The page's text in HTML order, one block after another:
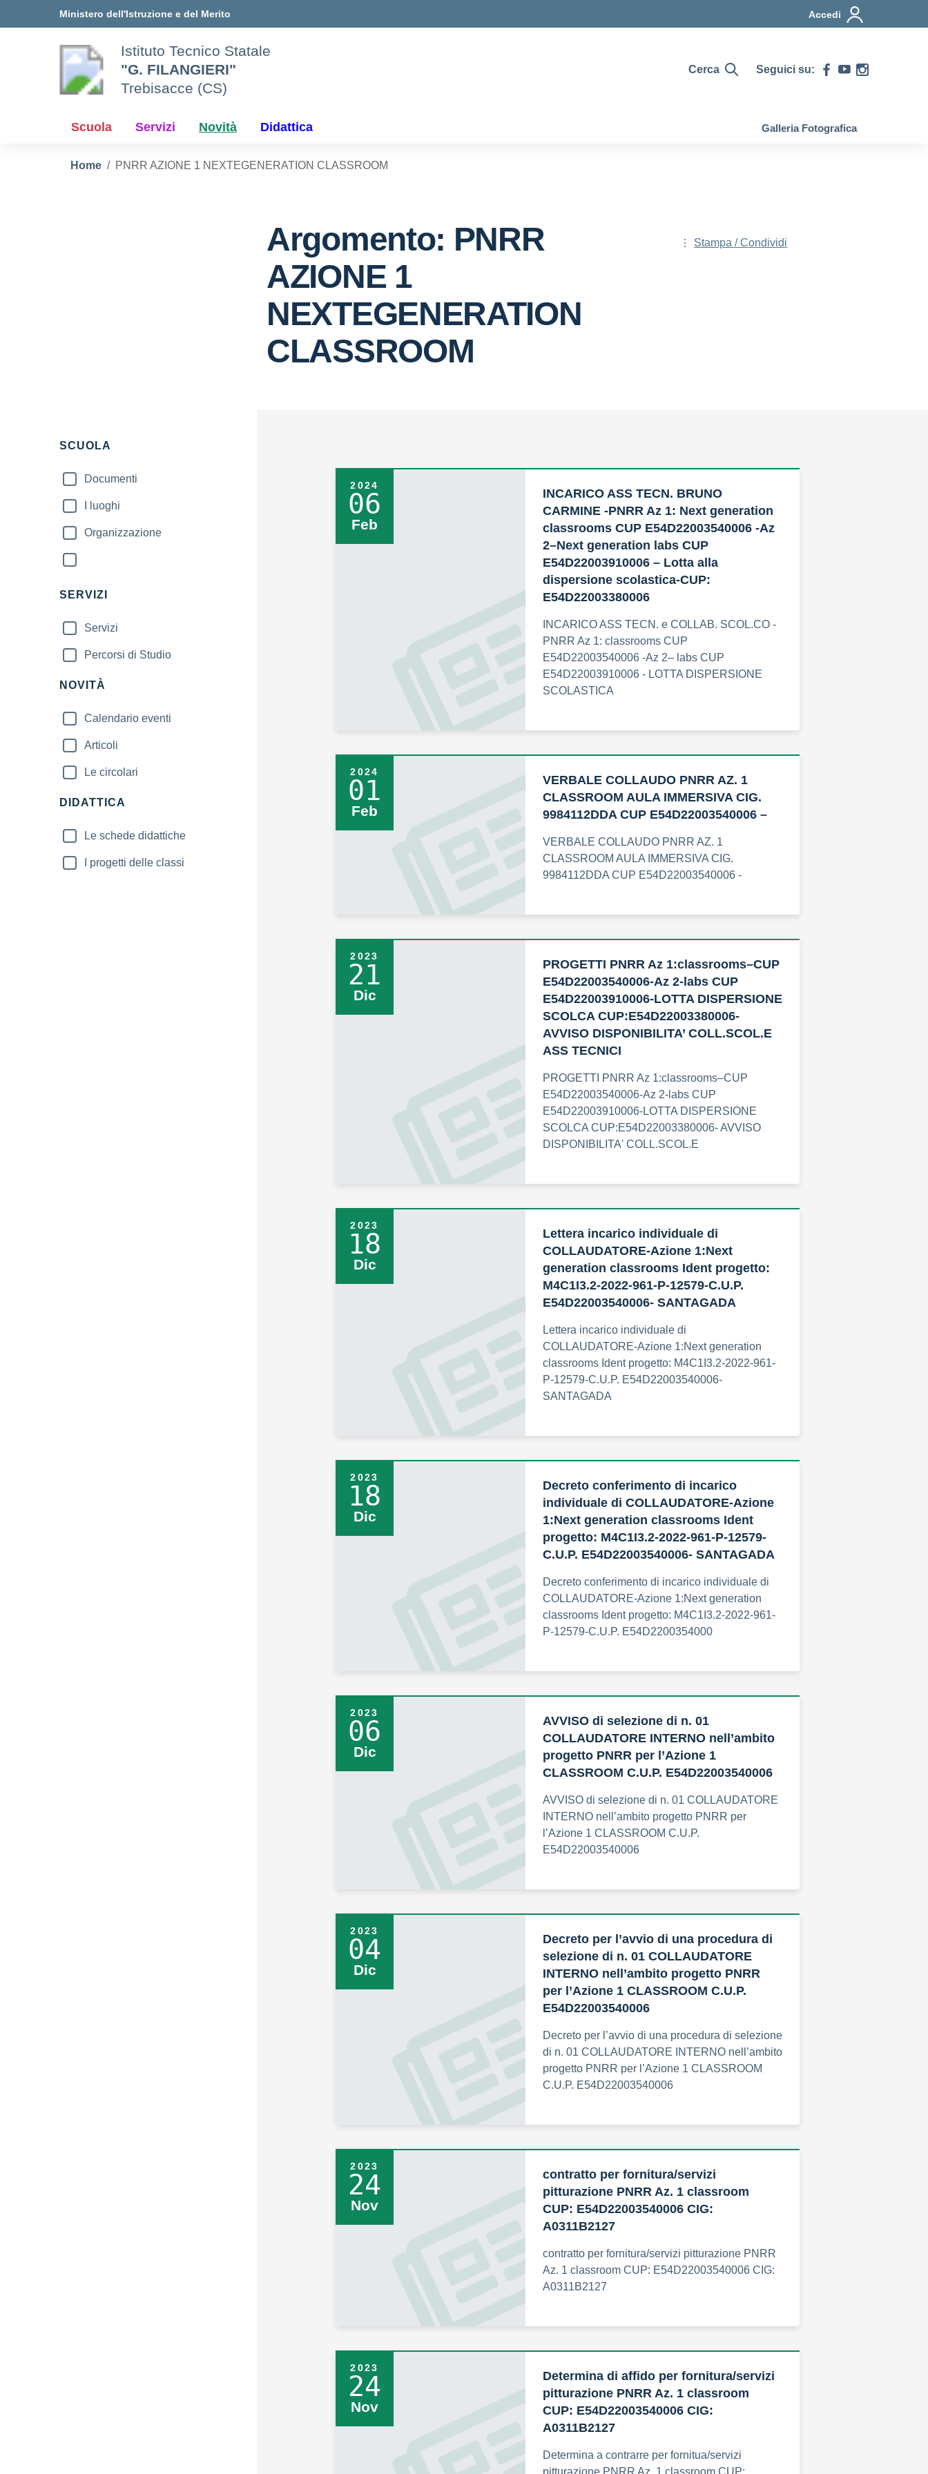
Ministero dell'Istruzione e del Merito Accedi
Istituto Tecnico Statale
"G. FILANGIERI"
Trebisacce (CS)
Cerca Seguici su:
Scuola Servizi Novità Didattica Galleria Fotografica
Home PNRR AZIONE 1 NEXTEGENERATION CLASSROOM
Argomento: PNRR
AZIONE 1
NEXTEGENERATION
CLASSROOM
Stampa / Condividi
SCUOLA
Documenti
I luoghi
Organizzazione
SERVIZI
Servizi
Percorsi di Studio
NOVITÀ
Calendario eventi
Articoli
Le circolari
DIDATTICA
Le schede didattiche
I progetti delle classi
2024
06
Feb
INCARICO ASS TECN. BRUNO
CARMINE -PNRR Az 1: Next generation
classrooms CUP E54D22003540006 -Az
2–Next generation labs CUP
E54D22003910006 – Lotta alla
dispersione scolastica-CUP:
E54D22003380006
INCARICO ASS TECN. e COLLAB. SCOL.CO -
PNRR Az 1: classrooms CUP
E54D22003540006 -Az 2– labs CUP
E54D22003910006 - LOTTA DISPERSIONE
SCOLASTICA
2024
01
Feb
VERBALE COLLAUDO PNRR AZ. 1
CLASSROOM AULA IMMERSIVA CIG.
9984112DDA CUP E54D22003540006 –
VERBALE COLLAUDO PNRR AZ. 1
CLASSROOM AULA IMMERSIVA CIG.
9984112DDA CUP E54D22003540006 -
2023
21
Dic
PROGETTI PNRR Az 1:classrooms–CUP
E54D22003540006-Az 2-labs CUP
E54D22003910006-LOTTA DISPERSIONE
SCOLCA CUP:E54D22003380006-
AVVISO DISPONIBILITA’ COLL.SCOL.E
ASS TECNICI
PROGETTI PNRR Az 1:classrooms–CUP
E54D22003540006-Az 2-labs CUP
E54D22003910006-LOTTA DISPERSIONE
SCOLCA CUP:E54D22003380006- AVVISO
DISPONIBILITA' COLL.SCOL.E
2023
18
Dic
Lettera incarico individuale di
COLLAUDATORE-Azione 1:Next
generation classrooms Ident progetto:
M4C1I3.2-2022-961-P-12579-C.U.P.
E54D22003540006- SANTAGADA
Lettera incarico individuale di
COLLAUDATORE-Azione 1:Next generation
classrooms Ident progetto: M4C1I3.2-2022-961-
P-12579-C.U.P. E54D22003540006-
SANTAGADA
2023
18
Dic
Decreto conferimento di incarico
individuale di COLLAUDATORE-Azione
1:Next generation classrooms Ident
progetto: M4C1I3.2-2022-961-P-12579-
C.U.P. E54D22003540006- SANTAGADA
Decreto conferimento di incarico individuale di
COLLAUDATORE-Azione 1:Next generation
classrooms Ident progetto: M4C1I3.2-2022-961-
P-12579-C.U.P. E54D2200354000
2023
06
Dic
AVVISO di selezione di n. 01
COLLAUDATORE INTERNO nell’ambito
progetto PNRR per l’Azione 1
CLASSROOM C.U.P. E54D22003540006
AVVISO di selezione di n. 01 COLLAUDATORE
INTERNO nell’ambito progetto PNRR per
l’Azione 1 CLASSROOM C.U.P.
E54D22003540006
2023
04
Dic
Decreto per l’avvio di una procedura di
selezione di n. 01 COLLAUDATORE
INTERNO nell’ambito progetto PNRR
per l’Azione 1 CLASSROOM C.U.P.
E54D22003540006
Decreto per l’avvio di una procedura di selezione
di n. 01 COLLAUDATORE INTERNO nell’ambito
progetto PNRR per l’Azione 1 CLASSROOM
C.U.P. E54D22003540006
2023
24
Nov
contratto per fornitura/servizi
pitturazione PNRR Az. 1 classroom
CUP: E54D22003540006 CIG:
A0311B2127
contratto per fornitura/servizi pitturazione PNRR
Az. 1 classroom CUP: E54D22003540006 CIG:
A0311B2127
2023
24
Nov
Determina di affido per fornitura/servizi
pitturazione PNRR Az. 1 classroom
CUP: E54D22003540006 CIG:
A0311B2127
Determina a contrarre per fornitua/servizi
pitturazione PNRR Az. 1 classroom CUP: